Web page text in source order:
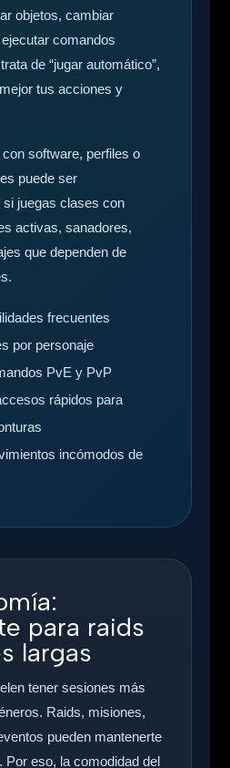
objetos, cambiar
comandos
de “jugar automático”,
tus acciones y
software, perfiles o
puede ser
juegas clases con
activas, sanadores,
que dependen de
frecuentes
por personaje
PvE y PvP
rápidos para
incómodos de
para raids
largas
tener sesiones más
Raids, misiones,
pueden mantenerte
Por eso, la comodidad del